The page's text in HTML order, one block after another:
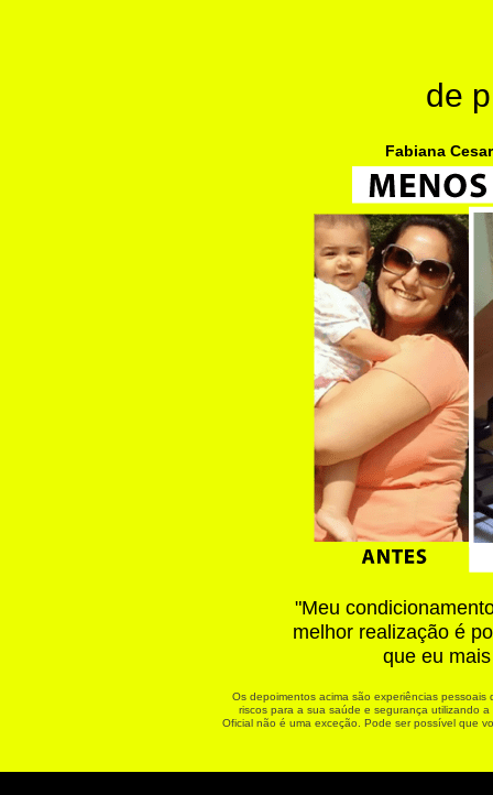
de
Fabiana
"Meu
melhor realização é
que eu
Os depoimentos acima são experiências
riscos para a sua saúde e segurança utilizando
Oficial não é uma exceção. Pode ser possível que